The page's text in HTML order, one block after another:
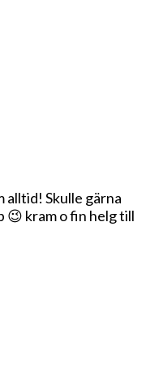
alltid! Skulle gärna
😉 kram o fin helg till